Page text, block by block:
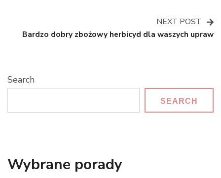
Post
NEXT POST
Bardzo dobry zbożowy herbicyd dla waszych upraw
Search
SEARCH
Wybrane porady